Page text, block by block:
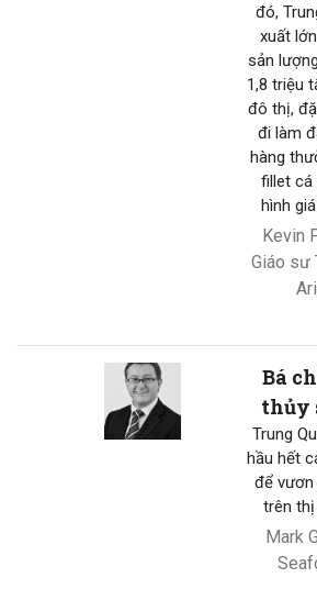
đó,
xuất
sản
1,8 triệu
đô thị,
đi làm
hàng
fillet cá
hình
Kevin
Giáo sư
Bá
thủy
Trung
hầu hết
để vươn
trên thị
Mark